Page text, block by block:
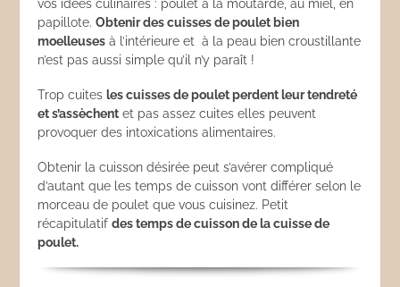
vos idées culinaires : poulet à la moutarde, au miel, en
papillote.Obtenir des cuisses de poulet bien
moelleuses à l’intérieure et à la peau bien croustillante
n’est pas aussi simple qu’il n’y paraît !
Trop cuites les cuisses de poulet perdent leur tendreté
et s’assèchent et pas assez cuites elles peuvent
provoquer des intoxications alimentaires.
Obtenir la cuisson désirée peut s’avérer compliqué
d’autant que les temps de cuisson vont différer selon le
morceau de poulet que vous cuisinez. Petit
récapitulatifdes temps de cuisson de la cuisse de
poulet.